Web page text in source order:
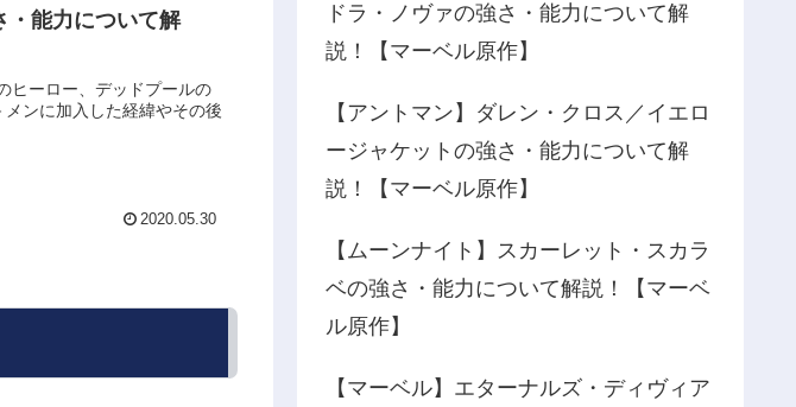
・能力について解
ヒーロー、デッドプールの
ンに加入した経緯やその後
2020.05.30
ドラ・ノヴァの強さ・能力について解
説！【マーベル原作】
【アントマン】ダレン・クロス／イエロ
ージャケットの強さ・能力について解
説！【マーベル原作】
【ムーンナイト】スカーレット・スカラ
ベの強さ・能力について解説！【マーベ
ル原作】
【マーベル】エターナルズ・ディヴィア